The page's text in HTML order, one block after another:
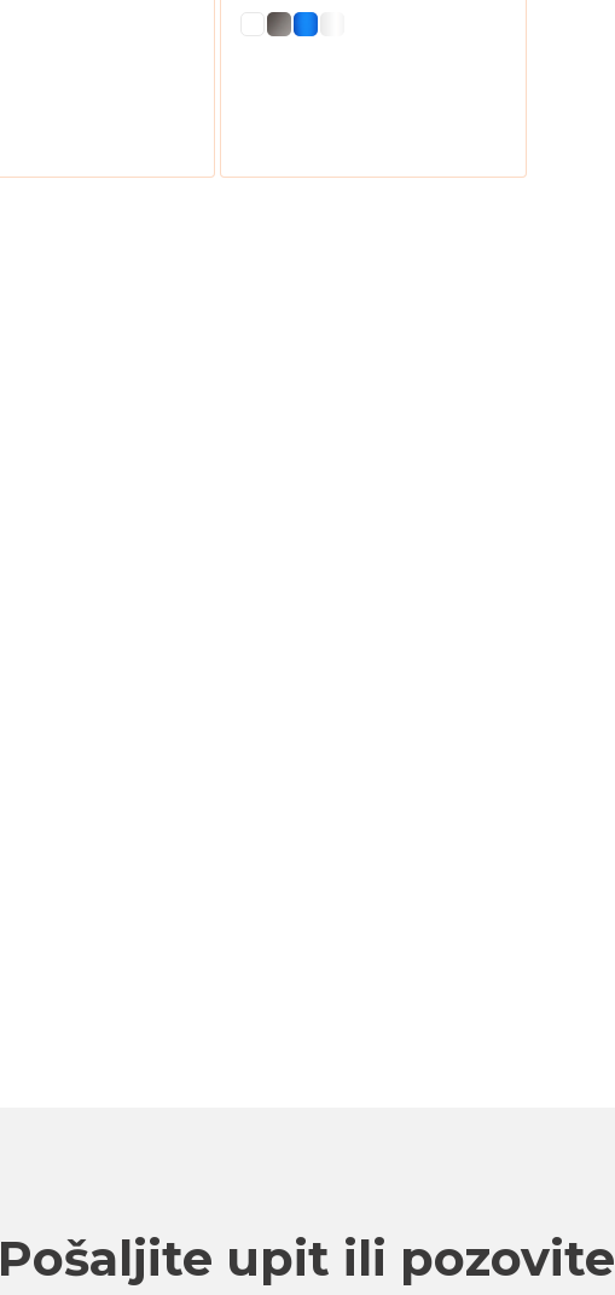
Pošaljite upit ili pozovite